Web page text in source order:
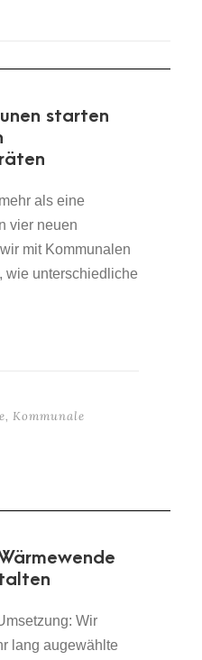
starten
als eine
vier neuen
mit Kommunalen
wie unterschiedliche
, Kommunale
Wir
lang augewählte